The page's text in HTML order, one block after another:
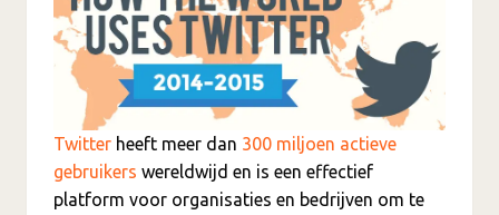
Twitter heeft meer dan 300 miljoen actieve
gebruikers wereldwijd en is een effectief
platform voor organisaties en bedrijven om te